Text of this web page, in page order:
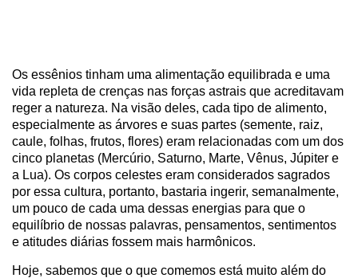
Os essênios tinham uma alimentação equilibrada e uma
vida repleta de crenças nas forças astrais que acreditavam
reger a natureza. Na visão deles, cada tipo de alimento,
especialmente as árvores e suas partes (semente, raiz,
caule, folhas, frutos, flores) eram relacionadas com um dos
cinco planetas (Mercúrio, Saturno, Marte, Vênus, Júpiter e
a Lua). Os corpos celestes eram considerados sagrados
por essa cultura, portanto, bastaria ingerir, semanalmente,
um pouco de cada uma dessas energias para que o
equilíbrio de nossas palavras, pensamentos, sentimentos
e atitudes diárias fossem mais harmônicos.
Hoje, sabemos que o que comemos está muito além do